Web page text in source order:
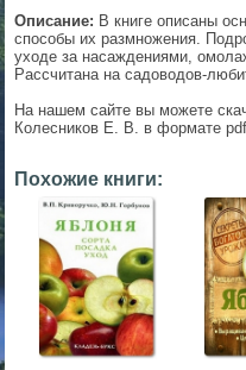
Описание: В книге описаны
способы их размножения.
уходе за насаждениями,
Рассчитана на садоводов-
На нашем сайте вы можете
Колесников Е. В. в формате
Похожие книги:
▼